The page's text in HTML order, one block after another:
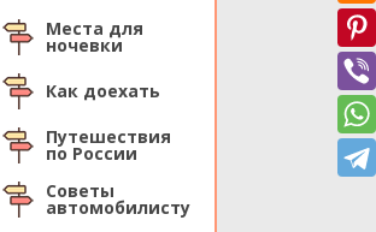
Места для
ночевки
Как доехать
Путешествия
по России
Советы
автомобилисту